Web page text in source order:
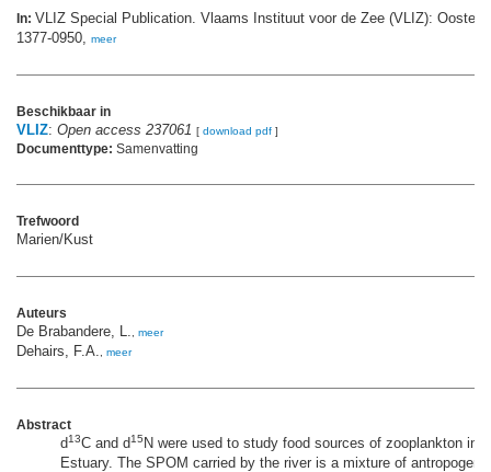
In: VLIZ Special Publication. Vlaams Instituut voor de Zee (VLIZ):
1377-0950,
meer
Beschikbaar in
VLIZ: Open access 237061 [ download pdf ]
Documenttype: Samenvatting
Trefwoord
Marien/Kust
Auteurs
De Brabandere, L. meer
Dehairs, F.A. meer
Abstract
d13C and d15N were used to study food sources of zooplankton in
Estuary. The SPOM carried by the river is a mixture of